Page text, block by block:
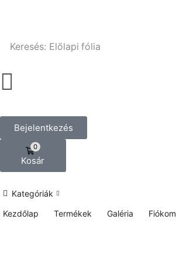
Keresés: Előlapi fólia
Bejelentkezés
0
Kosár
Kategóriák
Kezdőlap
Termékek Galéria Fiókom